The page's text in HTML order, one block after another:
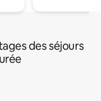
des séjours